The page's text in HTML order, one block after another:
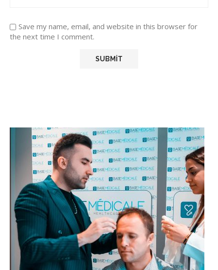
Save my name, email, and website in this browser for
the next time I comment.